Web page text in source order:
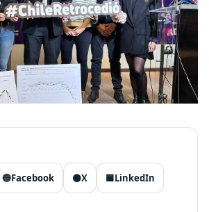
🔵Facebook ⚫X 🟦LinkedIn